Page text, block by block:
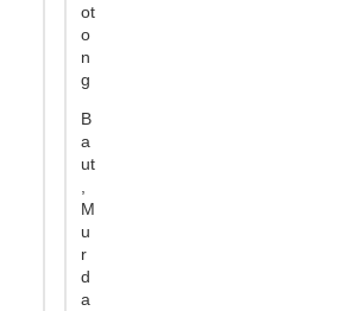
ot
o
n
g
B
a
ut
M
u
r
d
a